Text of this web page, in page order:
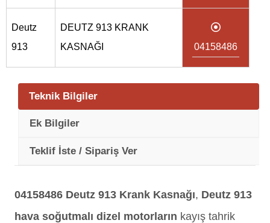
Deutz
913
DEUTZ 913 KRANK
KASNAĞI
04158486
Teknik Bilgiler
Ek Bilgiler
Teklif İste / Sipariş Ver
04158486 Deutz 913 Krank Kasnağı, Deutz 913
hava soğutmalı dizel motorların kayış tahrik